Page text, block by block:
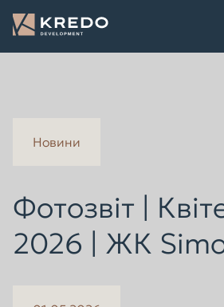
Новини
Фотозвіт |
2026 | ЖК